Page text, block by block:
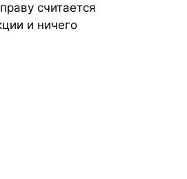
считается
и ничего